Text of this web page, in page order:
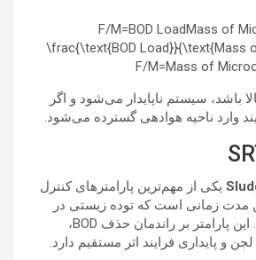
F/M=BOD LoadMass of
\frac{\text{BOD Load}}{\text{Mass
F/M=Mass of
باشد، سیستم ناپایدار می‌شود و اگر
وارد ناحیه هوادهی گسترده می‌شود.
یکی از مهم‌ترین پارامترهای کنترل
زمانی است که توده زیستی در
سیستم باقی می‌ماند. این پارامتر بر راندمان حذف BOD،
لجن و پایداری فرایند اثر مستقیم دارد.